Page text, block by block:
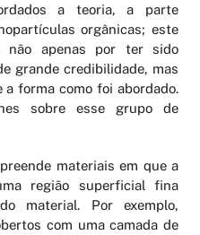
a teoria, a parte
orgânicas; este
não apenas por ter sido
grande credibilidade, mas
forma como foi abordado.
sobre esse grupo de
materiais em que a
região superficial fina
material. Por exemplo,
com uma camada de